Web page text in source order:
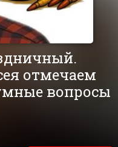
отмечаем
вопросы